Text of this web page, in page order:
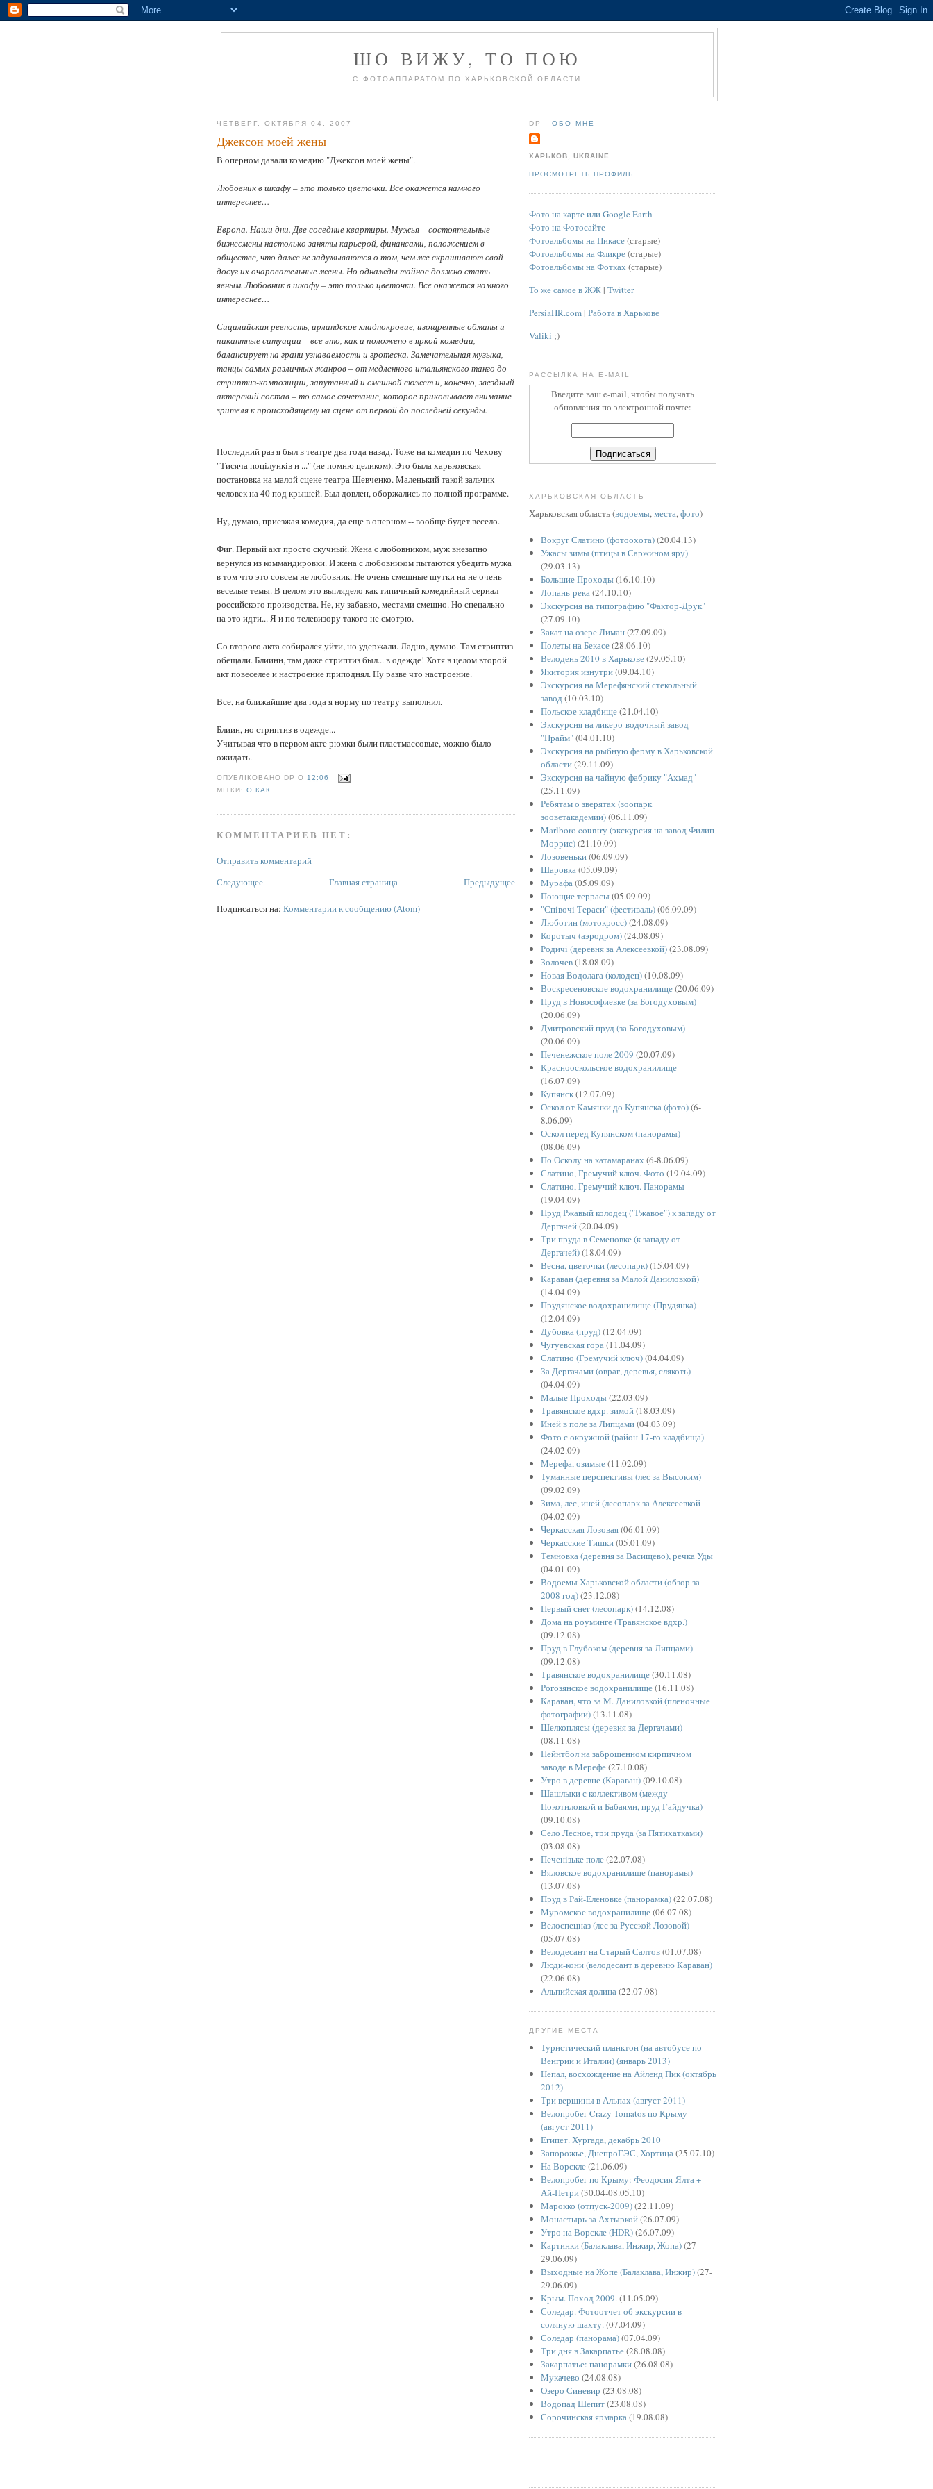
ШО ВИЖУ, ТО ПОЮ
С ФОТОАППАРАТОМ ПО ХАРЬКОВСКОЙ ОБЛАСТИ
ЧЕТВЕРГ, ОКТЯБРЯ 04, 2007
Джексон моей жены
В оперном давали комедию "Джексон моей жены".
Любовник в шкафу – это только цветочки. Все окажется намного
интереснее…
Европа. Наши дни. Две соседние квартиры. Мужья – состоятельные
бизнесмены настолько заняты карьерой, финансами, положением в
обществе, что даже не задумываются о том, чем же скрашивают свой
досуг их очаровательные жены. Но однажды тайное должно стать
явным. Любовник в шкафу – это только цветочки. Все окажется намного
интереснее…
Сицилийская ревность, ирландское хладнокровие, изощренные обманы и
пикантные ситуации – все это, как и положено в яркой комедии,
балансирует на грани узнаваемости и гротеска. Замечательная музыка,
танцы самых различных жанров – от медленного итальянского танго до
стриптиз-композиции, запутанный и смешной сюжет и, конечно, звездный
актерский состав – то самое сочетание, которое приковывает внимание
зрителя к происходящему на сцене от первой до последней секунды.
Последний раз я был в театре два года назад. Тоже на комедии по Чехову
"Тисяча поцiлункiв и ..." (не помню целиком). Это была харьковская
постановка на малой сцене театра Шевченко. Маленький такой зальчик
человек на 40 под крышей. Был довлен, оборжались по полной программе.
Ну, думаю, приезжая комедия, да еще в оперном -- вообще будет весело.
Фиг. Первый акт просто скучный. Жена с любовником, муж внезапно
вернулся из коммандировки. И жена с любовником пытаются убедить мужа
в том что это совсем не любовник. Не очень смешные шутки на не очень
веселые темы. В целом это выглядело как типичный комедийный сериал
российского произодства. Не, ну забавно, местами смешно. Но спецально
на это идти... Я и по телевизору такого не смотрю.
Со второго акта собирался уйти, но удержали. Ладно, думаю. Там стриптиз
обещали. Блиинн, там даже стриптиз был... в одежде! Хотя в целом второй
акт повеселее и настроение приподнял. Ну разве что настроение.
Все, на ближайшие два года я норму по театру выполнил.
Блиин, но стриптиз в одежде...
Учитывая что в первом акте рюмки были пластмассовые, можно было
ожидать.
ОПУБЛІКОВАНО DP О 12:06
МІТКИ:О КАК
КОММЕНТАРИЕВ НЕТ:
Отправить комментарий
Следующее
Предыдущее
Главная страница
Подписаться на: Комментарии к сообщению (Atom)
DP -ОБО МНЕ
ХАРЬКОВ, UKRAINE
ПРОСМОТРЕТЬ ПРОФИЛЬ
Фото на карте или Google Earth
Фото на Фотосайте
Фотоальбомы на Пикасе(старые)
Фотоальбомы на Фликре(старые)
Фотоальбомы на Фотках(старые)
То же самое в ЖЖ | Twitter
PersiaHR.com | Работа в Харькове
Valiki ;)
РАССЫЛКА НА E-MAIL
Введите ваш e-mail, чтобы получать
обновления по электронной почте:
ХАРЬКОВСКАЯ ОБЛАСТЬ
Харьковская область (водоемы,места,фото)
Вокруг Слатино (фотоохота)(20.04.13)
Ужасы зимы (птицы в Саржином яру)
(29.03.13)
Большие Проходы(16.10.10)
Лопань-река(24.10.10)
Экскурсия на типографию "Фактор-Друк"
(27.09.10)
Закат на озере Лиман(27.09.09)
Полеты на Бекасе(28.06.10)
Велодень 2010 в Харькове(29.05.10)
Якитория изнутри(09.04.10)
Экскурсия на Мерефянский стекольный
завод (10.03.10)
Польское кладбище(21.04.10)
Экскурсия на ликеро-водочный завод
"Прайм"(04.01.10)
Экскурсия на рыбную ферму в Харьковской
области(29.11.09)
Экскурсия на чайную фабрику "Ахмад"
(25.11.09)
Ребятам о зверятах (зоопарк
зооветакадемии)(06.11.09)
Marlboro country (экскурсия на завод Филип
Моррис)(21.10.09)
Лозовеньки(06.09.09)
Шаровка(05.09.09)
Мурафа(05.09.09)
Поющие террасы(05.09.09)
"Спiвочi Тераси" (фестиваль)(06.09.09)
Люботин (мотокросс)(24.08.09)
Коротыч (аэродром)(24.08.09)
Родичi (деревня за Алексеевкой)(23.08.09)
Золочев(18.08.09)
Новая Водолага (колодец)(10.08.09)
Воскресеновское водохранилище(20.06.09)
Пруд в Новософиевке (за Богодуховым)
(20.06.09)
Дмитровский пруд (за Богодуховым)
(20.06.09)
Печенежское поле 2009 (20.07.09)
Краснооскольское водохранилище
(16.07.09)
Купянск(12.07.09)
Оскол от Камянки до Купянска (фото)(6-
8.06.09)
Оскол перед Купянском (панорамы)
(08.06.09)
По Осколу на катамаранах(6-8.06.09)
Слатино, Гремучий ключ. Фото (19.04.09)
Слатино, Гремучий ключ. Панорамы
(19.04.09)
Пруд Ржавый колодец ("Ржавое") к западу от
Дергачей(20.04.09)
Три пруда в Семеновке (к западу от
Дергачей)(18.04.09)
Весна, цветочки (лесопарк)(15.04.09)
Караван (деревня за Малой Даниловкой)
(14.04.09)
Прудянское водохранилище (Прудянка)
(12.04.09)
Дубовка (пруд)(12.04.09)
Чугуевская гора(11.04.09)
Слатино (Гремучий ключ)(04.04.09)
За Дергачами (овраг, деревья, слякоть)
(04.04.09)
Малые Проходы(22.03.09)
Травянское вдхр. зимой(18.03.09)
Иней в поле за Липцами(04.03.09)
Фото с окружной (район 17-го кладбища)
(24.02.09)
Мерефа, озимые(11.02.09)
Туманные перспективы (лес за Высоким)
(09.02.09)
Зима, лес, иней (лесопарк за Алексеевкой
(04.02.09)
Черкасская Лозовая(06.01.09)
Черкасские Тишки(05.01.09)
Темновка (деревня за Васищево), речка Уды
(04.01.09)
Водоемы Харьковской области (обзор за
2008 год)(23.12.08)
Первый снег (лесопарк)(14.12.08)
Дома на роуминге (Травянское вдхр.)
(09.12.08)
Пруд в Глубоком (деревня за Липцами)
(09.12.08)
Травянское водохранилище(30.11.08)
Рогозянское водохранилище(16.11.08)
Караван, что за М. Даниловкой (пленочные
фотографии)(13.11.08)
Шелкоплясы (деревня за Дергачами)
(08.11.08)
Пейнтбол на заброшенном кирпичном
заводе в Мерефе(27.10.08)
Утро в деревне (Караван)(09.10.08)
Шашлыки с коллективом (между
Покотиловкой и Бабаями, пруд Гайдучка)
(09.10.08)
Село Лесное, три пруда (за Пятихатками)
(03.08.08)
Печенiзьке поле(22.07.08)
Вяловское водохранилище (панорамы)
(13.07.08)
Пруд в Рай-Еленовке (панорамка)(22.07.08)
Муромское водохранилище(06.07.08)
Велоспецназ (лес за Русской Лозовой)
(05.07.08)
Велодесант на Старый Салтов(01.07.08)
Люди-кони (велодесант в деревню Караван)
(22.06.08)
Альпийская долина(22.07.08)
ДРУГИЕ МЕСТА
Туристический планктон (на автобусе по
Венгрии и Италии) (январь 2013)
Непал, восхождение на Айленд Пик (октябрь
2012)
Три вершины в Альпах (август 2011)
Велопробег Crazy Tomatos по Крыму
(август 2011)
Египет. Хургада, декабрь 2010
Запорожье, ДнепроГЭС, Хортица (25.07.10)
На Ворскле(21.06.09)
Велопробег по Крыму: Феодосия-Ялта +
Ай-Петри(30.04-08.05.10)
Марокко (отпуск-2009)(22.11.09)
Монастырь за Ахтыркой(26.07.09)
Утро на Ворскле (HDR)(26.07.09)
Картинки (Балаклава, Инжир, Жопа)(27-
29.06.09)
Выходные на Жопе (Балаклава, Инжир)(27-
29.06.09)
Крым. Поход 2009. (11.05.09)
Соледар. Фотоотчет об экскурсии в
соляную шахту. (07.04.09)
Соледар (панорама)(07.04.09)
Три дня в Закарпатье(28.08.08)
Закарпатье: панорамки(26.08.08)
Мукачево (24.08.08)
Озеро Синевир (23.08.08)
Водопад Шепит(23.08.08)
Сорочинская ярмарка (19.08.08)